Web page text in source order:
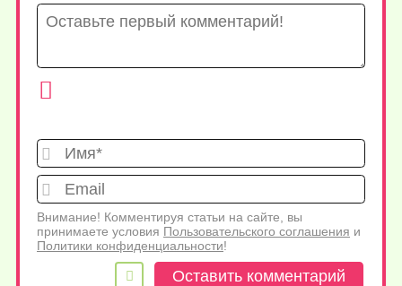
Имя*
Внимание! Комментируя статьи на сайте, вы
принимаете условия Пользовательского соглашения и
Политики конфиденциальности!